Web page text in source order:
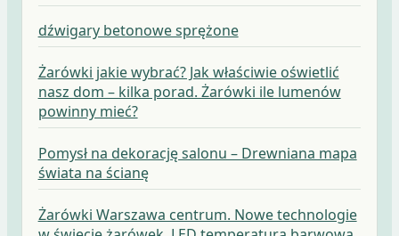
dźwigary betonowe sprężone
Żarówki jakie wybrać? Jak właściwie oświetlić
nasz dom – kilka porad. Żarówki ile lumenów
powinny mieć?
Pomysł na dekorację salonu – Drewniana mapa
świata na ścianę
Żarówki Warszawa centrum. Nowe technologie